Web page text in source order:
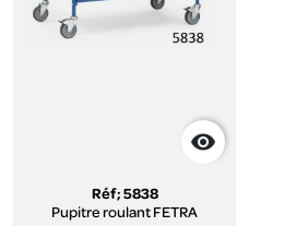

Réf; 5838
Pupitre roulant FETRA